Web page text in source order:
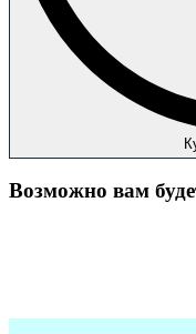
Возможно вам